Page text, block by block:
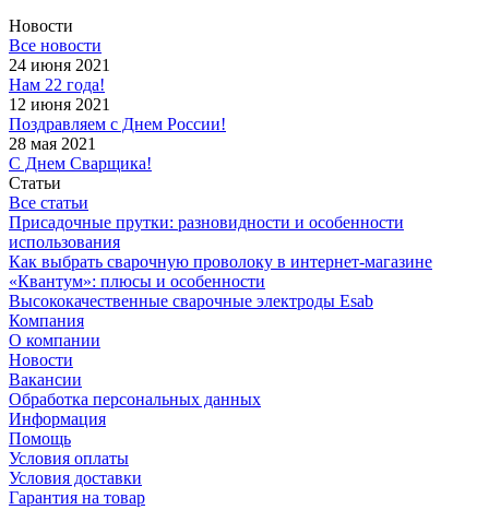
Новости
Все новости
24 июня 2021
Нам 22 года!
12 июня 2021
Поздравляем с Днем России!
28 мая 2021
С Днем Сварщика!
Статьи
Все статьи
Присадочные прутки: разновидности и особенности
использования
Как выбрать сварочную проволоку в интернет-магазине
«Квантум»: плюсы и особенности
Высококачественные сварочные электроды Esab
Компания
О компании
Новости
Вакансии
Обработка персональных данных
Информация
Помощь
Условия оплаты
Условия доставки
Гарантия на товар